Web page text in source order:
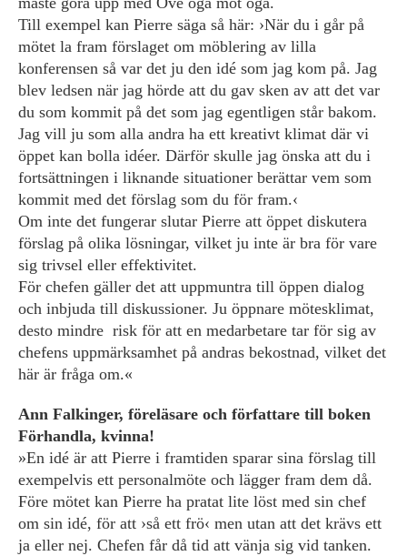
Till exempel kan Pierre säga så här: ›När du i går på
mötet la fram förslaget om möblering av lilla
konferensen så var det ju den idé som jag kom på. Jag
blev ledsen när jag hörde att du gav sken av att det var
du som kommit på det som jag egentligen står bakom.
Jag vill ju som alla andra ha ett kreativt klimat där vi
öppet kan bolla idéer. Därför skulle jag önska att du i
fortsättningen i liknande situationer berättar vem som
kommit med det förslag som du för fram.‹
Om inte det fungerar slutar Pierre att öppet diskutera
förslag på olika lösningar, vilket ju inte är bra för vare
sig trivsel eller effektivitet.
För chefen gäller det att uppmuntra till öppen dialog
och inbjuda till diskussioner. Ju öppnare mötesklimat,
desto mindre risk för att en medarbetare tar för sig av
chefens uppmärksamhet på andras bekostnad, vilket det
här är fråga om.«
Ann Falkinger, föreläsare och författare till boken
Förhandla, kvinna!
»En idé är att Pierre i framtiden sparar sina förslag till
exempelvis ett personalmöte och lägger fram dem då.
Före mötet kan Pierre ha pratat lite löst med sin chef
om sin idé, för att ›så ett frö‹ men utan att det krävs ett
ja eller nej. Chefen får då tid att vänja sig vid tanken.